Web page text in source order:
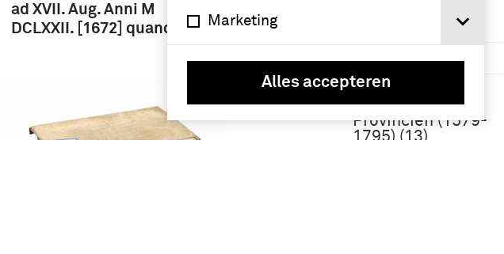
Marketing
Alles accepteren
Nederland (24)
Republiek der
Verenigde
Provinciën (1579-
1795) (13)
ad XVII. Aug. Anni M
DCLXXII. [1672] quando …